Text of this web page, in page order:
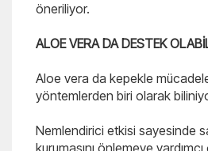
öneriliyor.
ALOE VERA DA DESTEK
Aloe vera da kepekle
yöntemlerden biri olarak
Nemlendirici etkisi sayesinde
kurumasını önlemeye